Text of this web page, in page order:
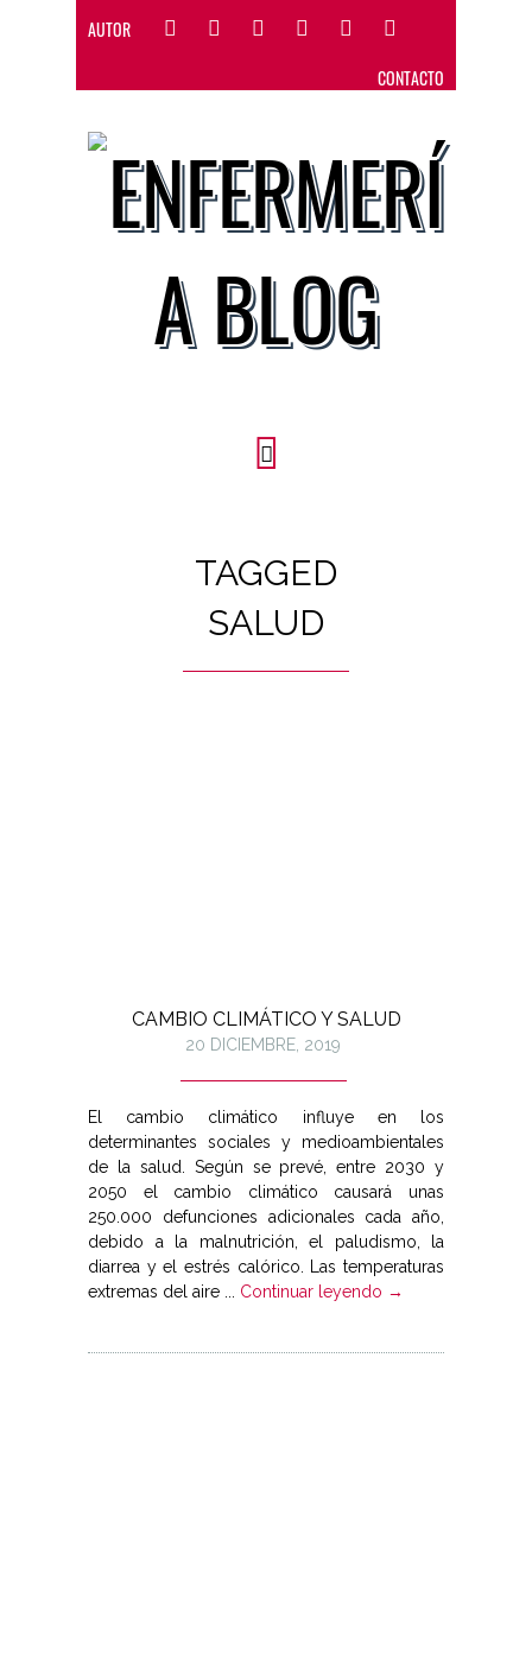
AUTOR
CONTACTO
TAGGED
SALUD
CAMBIO CLIMÁTICO Y SALUD
20 DICIEMBRE, 2019
El cambio climático influye en los
determinantes sociales y medioambientales
de la salud. Según se prevé, entre 2030 y
2050 el cambio climático causará unas
250.000 defunciones adicionales cada año,
debido a la malnutrición, el paludismo, la
diarrea y el estrés calórico. Las temperaturas
extremas del aire ... Continuar leyendo →